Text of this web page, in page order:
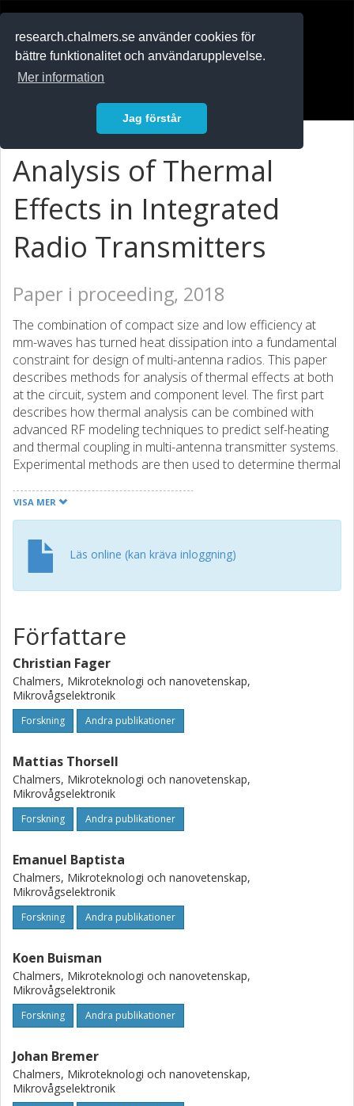
research.chalmers.se använder cookies för
bättre funktionalitet och användarupplevelse.
Mer information
Jag förstår
Analysis of Thermal
Effects in Integrated
Radio Transmitters
Paper i proceeding, 2018
The combination of compact size and low efficiency at
mm-waves has turned heat dissipation into a fundamental
constraint for design of multi-antenna radios. This paper
describes methods for analysis of thermal effects at both
at the circuit, system and component level. The first part
describes how thermal analysis can be combined with
advanced RF modeling techniques to predict self-heating
and thermal coupling in multi-antenna transmitter systems.
Experimental methods are then used to determine thermal
experimental and theoretical results, using MIMO
amplifiers and GaN HEMTs, are used to demonstrate the
VISA MER
Läs online (kan kräva inloggning)
Författare
Christian Fager
Chalmers, Mikroteknologi och nanovetenskap,
Mikrovågselektronik
Forskning Andra publikationer
Mattias Thorsell
Chalmers, Mikroteknologi och nanovetenskap,
Mikrovågselektronik
Forskning Andra publikationer
Emanuel Baptista
Chalmers, Mikroteknologi och nanovetenskap,
Mikrovågselektronik
Forskning Andra publikationer
Koen Buisman
Chalmers, Mikroteknologi och nanovetenskap,
Mikrovågselektronik
Forskning Andra publikationer
Johan Bremer
Chalmers, Mikroteknologi och nanovetenskap,
Mikrovågselektronik